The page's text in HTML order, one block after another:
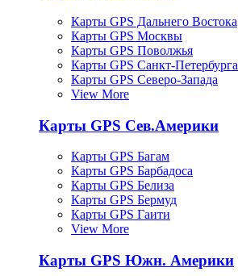
Карты GPS Дальнего Востока
Карты GPS Москвы
Карты GPS Поволжья
Карты GPS Санкт-Петербурга
Карты GPS Северо-Запада
View More
Карты GPS Сев.Америки
Карты GPS Багам
Карты GPS Барбадоса
Карты GPS Белиза
Карты GPS Бермуд
Карты GPS Гаити
View More
Карты GPS Южн. Америки